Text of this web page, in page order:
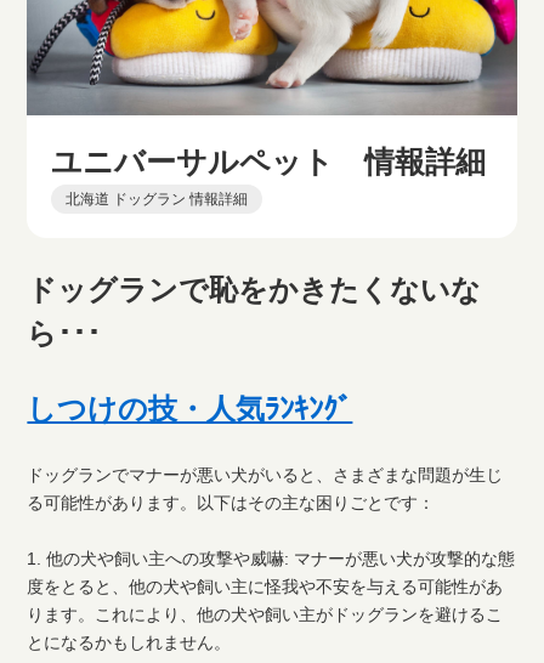
ユニバーサルペット 情報詳細
北海道 ドッグラン 情報詳細
ドッグランで恥をかきたくないな
ら･･･
しつけの技・人気ﾗﾝｷﾝｸﾞ
ドッグランでマナーが悪い犬がいると、さまざまな問題が生じ
る可能性があります。以下はその主な困りごとです：
1. 他の犬や飼い主への攻撃や威嚇: マナーが悪い犬が攻撃的な態
度をとると、他の犬や飼い主に怪我や不安を与える可能性があ
ります。これにより、他の犬や飼い主がドッグランを避けるこ
とになるかもしれません。